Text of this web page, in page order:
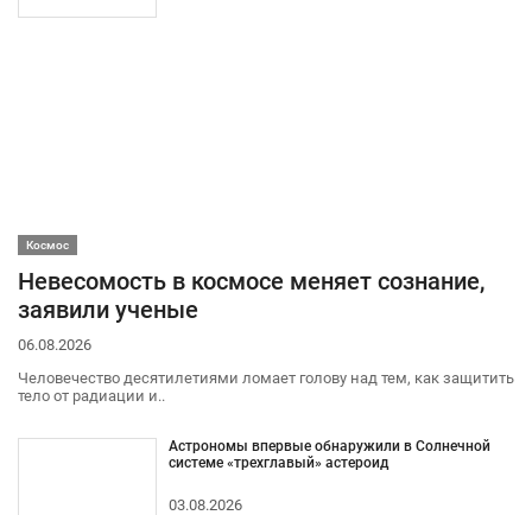
Космос
Невесомость в космосе меняет сознание,
заявили ученые
06.08.2026
Человечество десятилетиями ломает голову над тем, как защитить
тело от радиации и..
Астрономы впервые обнаружили в Солнечной
системе «трехглавый» астероид
03.08.2026